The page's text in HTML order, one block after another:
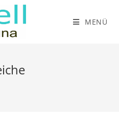
MENÜ